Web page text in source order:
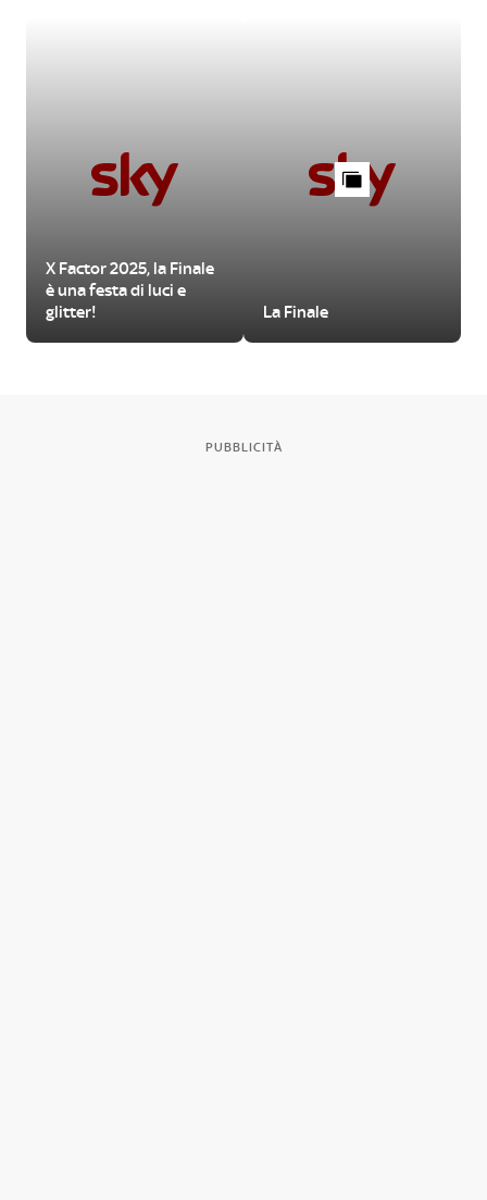
X Factor 2025, la Finale
è una festa di luci e
glitter!
La Finale
PUBBLICITÀ